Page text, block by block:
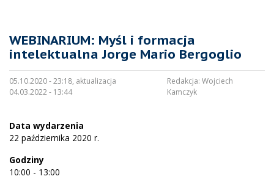
WEBINARIUM: Myśl i formacja
intelektualna Jorge Mario Bergoglio
05.10.2020 - 23:18, aktualizacja
04.03.2022 - 13:44
Redakcja: Wojciech
Kamczyk
Data wydarzenia
22 października 2020 r.
Godziny
10:00 - 13:00